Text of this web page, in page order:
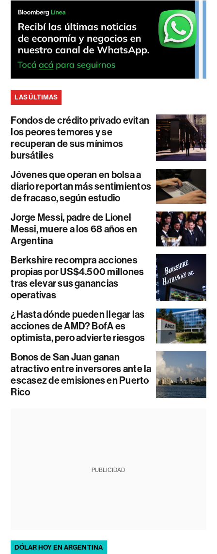
LAS ÚLTIMAS
Fondos de crédito privado evitan
los peores temores y se
recuperan de sus mínimos
bursátiles
Jóvenes que operan en bolsa a
diario reportan más sentimientos
de fracaso, según estudio
Jorge Messi, padre de Lionel
Messi, muere a los 68 años en
Argentina
Berkshire recompra acciones
propias por US$4.500 millones
tras elevar sus ganancias
operativas
¿Hasta dónde pueden llegar las
acciones de AMD? BofA es
optimista, pero advierte riesgos
Bonos de San Juan ganan
atractivo entre inversores ante la
escasez de emisiones en Puerto
Rico
PUBLICIDAD
DÓLAR HOY EN ARGENTINA